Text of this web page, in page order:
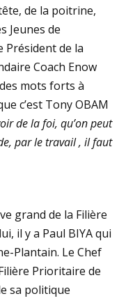
de la poitrine,
Jeunes de
Président de la
Coach Enow
mots forts à
c’est Tony OBAM
de la foi, qu’on peut
par le travail , il faut
grand de la Filière
il y a Paul BIYA qui
Plantain. Le Chef
Prioritaire de
sa politique